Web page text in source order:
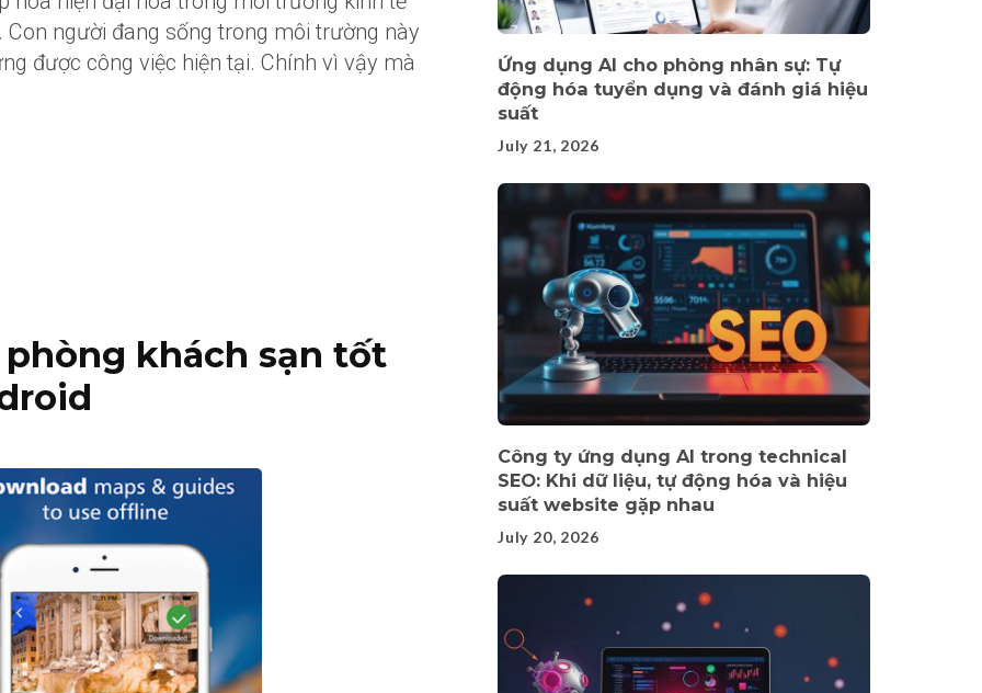
người đang sống trong môi trường này
được công việc hiện tại. Chính vì vậy mà
khách sạn tốt
Ứng dụng AI cho phòng nhân sự: Tự
động hóa tuyển dụng và đánh giá hiệu
suất
July 21, 2026
Công ty ứng dụng AI trong technical
SEO: Khi dữ liệu, tự động hóa và hiệu
suất website gặp nhau
July 20, 2026